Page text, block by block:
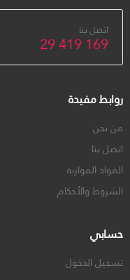
اتصل بنا
29 419 169
روابط مفيدة
من نحن
اتصل بنا
المواد الموازية
الشروط والأحكام
حسابي
تسجيل الدخول